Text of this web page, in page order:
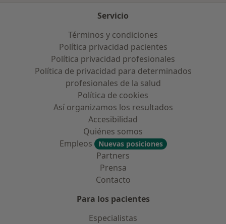
Servicio
Términos y condiciones
Política privacidad pacientes
Política privacidad profesionales
Política de privacidad para determinados
profesionales de la salud
Política de cookies
Así organizamos los resultados
Accesibilidad
Quiénes somos
Empleos
Nuevas posiciones
Partners
Prensa
Contacto
Para los pacientes
Especialistas